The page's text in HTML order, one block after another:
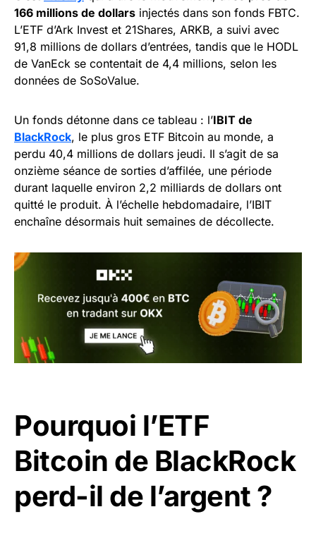
166 millions de dollars injectés dans son fonds FBTC.
L’ETF d’Ark Invest et 21Shares, ARKB, a suivi avec
91,8 millions de dollars d’entrées, tandis que le HODL
de VanEck se contentait de 4,4 millions, selon les
données de SoSoValue.
Un fonds détonne dans ce tableau : l’IBIT de
BlackRock, le plus gros ETF Bitcoin au monde, a
perdu 40,4 millions de dollars jeudi. Il s’agit de sa
onzième séance de sorties d’affilée, une période
durant laquelle environ 2,2 milliards de dollars ont
quitté le produit. À l’échelle hebdomadaire, l’IBIT
enchaîne désormais huit semaines de décollecte.
Pourquoi l’ETF
Bitcoin de BlackRock
perd-il de l’argent ?